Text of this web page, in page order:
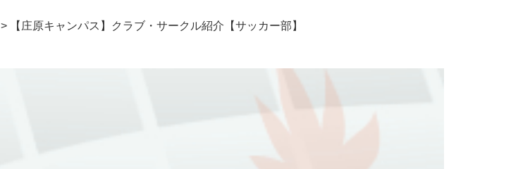
o
> 【庄原キャンパス】クラブ・サークル紹介【サッカー部】